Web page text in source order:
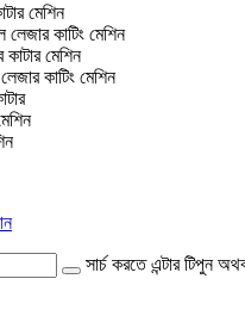
মেশিন
লেজার কাটিং মেশিন
মেশিন
কাটিং মেশিন
সার্চ করতে এন্টার টিপুন